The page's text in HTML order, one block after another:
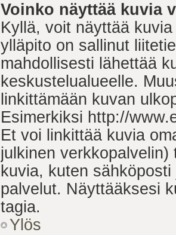
Voinko näyttää kuvia
Kyllä, voit näyttää
ylläpito on sallinut
mahdollisesti lähettää
keskustelualueelle.
linkittämään kuvan
Esimerkiksi http://
Et voi linkittää kuvia
julkinen
kuvia, kuten
palvelut. Näyttääksesi
tagia.
Ylös